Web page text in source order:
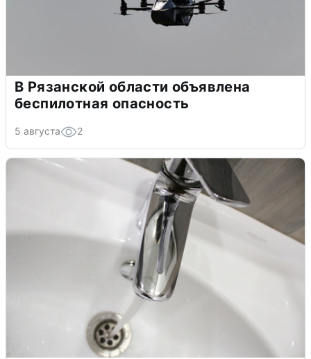
В Рязанской области объявлена
беспилотная опасность
5 августа 2